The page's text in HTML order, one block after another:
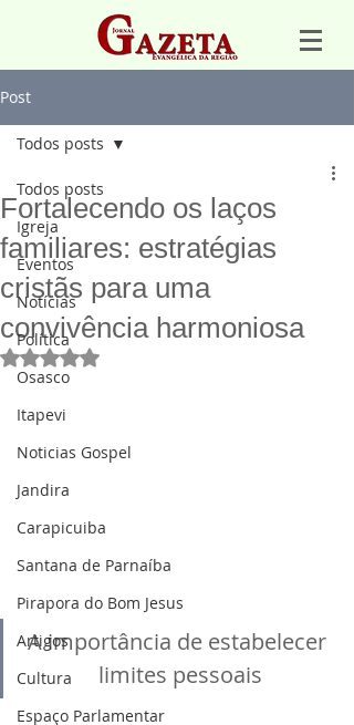
Post
Todos posts
Igreja
Eventos
Notícias
Política
Osasco
Itapevi
Noticias Gospel
Jandira
Carapicuiba
Santana de Parnaíba
Pirapora do Bom Jesus
Artigos
Cultura
Espaço Parlamentar
Todos posts
Fortalecendo os laços
familiares: estratégias
cristãs para uma
convivência harmoniosa
Avaliado com NaN de 5 estrelas.
A importância de estabelecer
limites pessoais